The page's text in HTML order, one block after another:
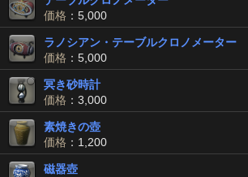
価格 ：5,000
ラノシアン・テーブルクロノメーター
価格 ：5,000
冥き砂時計
価格 ：3,000
素焼きの壺
価格 ：1,200
磁器壺